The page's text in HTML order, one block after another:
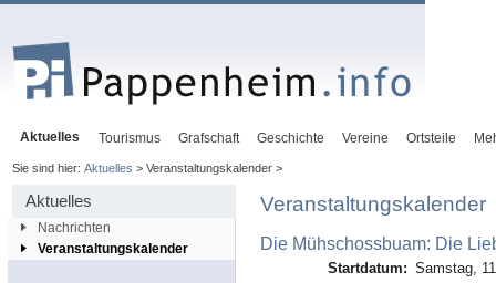
Aktuelles Tourismus Grafschaft Geschichte Vereine Ortsteile
Sie sind hier: Aktuelles > Veranstaltungskalender >
Aktuelles
Nachrichten
Veranstaltungskalender
Veranstaltungskalender
Die Mühschossbuam: Die
Startdatum: Samstag,